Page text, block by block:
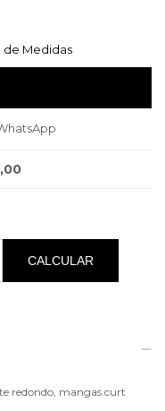
de Medidas
ALTERAR CEP
CALCULAR
redondo, mangas curt